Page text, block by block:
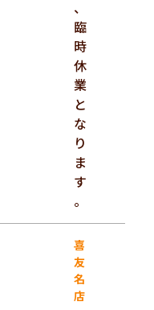
、
臨
時
休
業
と
な
り
ま
す
。
喜
友
名
店